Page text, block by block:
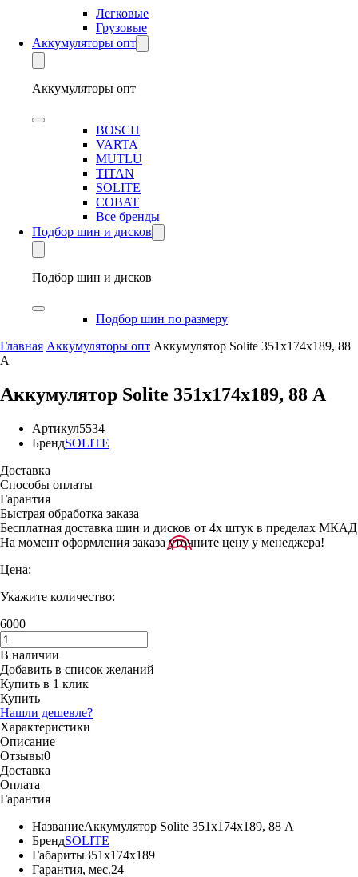
Легковые
Грузовые
Аккумуляторы опт
Аккумуляторы опт
BOSCH
VARTA
MUTLU
TITAN
SOLITE
COBAT
Все бренды
Подбор шин и дисков
Подбор шин и дисков
Подбор шин по размеру
Главная Аккумуляторы опт Аккумулятор Solite 351х174х189, 88
А
Аккумулятор Solite 351х174х189, 88 А
Артикул5534
БрендSOLITE
Доставка
Способы оплаты
Гарантия
Быстрая обработка заказа
Бесплатная доставка шин и дисков от 4х штук в пределах МКАД
На момент оформления заказа уточните цену у менеджера!
Цена:
Укажите количество:
6000
В наличии
Добавить в список желаний
Купить в 1 клик
Купить
Нашли дешевле?
Характеристики
Описание
Отзывы0
Доставка
Оплата
Гарантия
НазваниеАккумулятор Solite 351х174х189, 88 А
БрендSOLITE
Габариты351х174х189
Гарантия, мес.24